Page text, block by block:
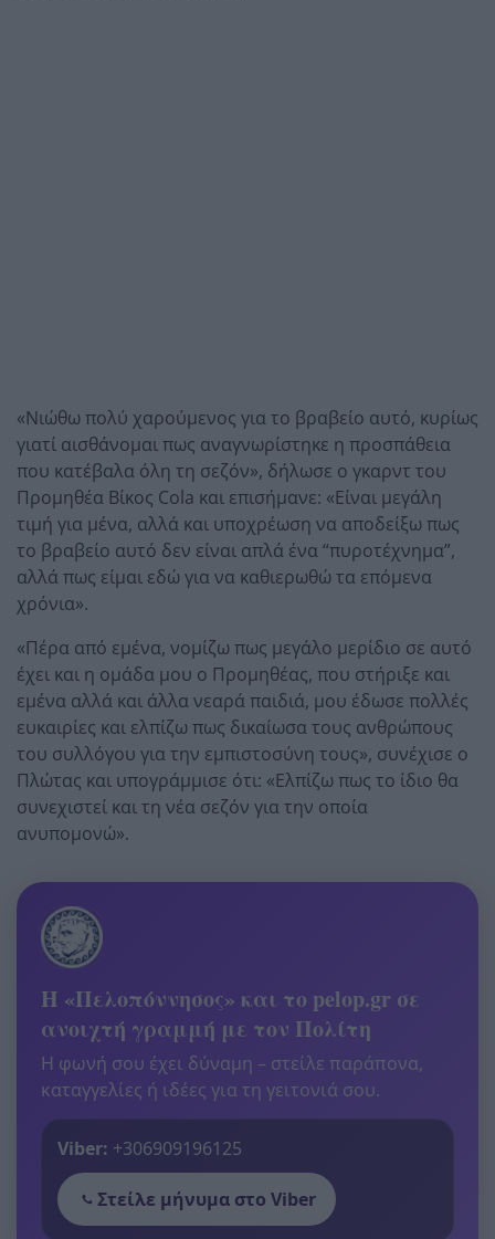
«Νιώθω πολύ χαρούμενος για το βραβείο αυτό, κυρίως
γιατί αισθάνομαι πως αναγνωρίστηκε η προσπάθεια
που κατέβαλα όλη τη σεζόν», δήλωσε ο γκαρντ του
Προμηθέα Βίκος Cola και επισήμανε: «Είναι μεγάλη
τιμή για μένα, αλλά και υποχρέωση να αποδείξω πως
το βραβείο αυτό δεν είναι απλά ένα “πυροτέχνημα”,
αλλά πως είμαι εδώ για να καθιερωθώ τα επόμενα
χρόνια».
«Πέρα από εμένα, νομίζω πως μεγάλο μερίδιο σε αυτό
έχει και η ομάδα μου ο Προμηθέας, που στήριξε και
εμένα αλλά και άλλα νεαρά παιδιά, μου έδωσε πολλές
ευκαιρίες και ελπίζω πως δικαίωσα τους ανθρώπους
του συλλόγου για την εμπιστοσύνη τους», συνέχισε ο
Πλώτας και υπογράμμισε ότι: «Ελπίζω πως το ίδιο θα
συνεχιστεί και τη νέα σεζόν για την οποία
ανυπομονώ».
Η «Πελοπόννησος» και το pelop.gr σε
ανοιχτή γραμμή με τον Πολίτη
Η φωνή σου έχει δύναμη – στείλε παράπονα,
καταγγελίες ή ιδέες για τη γειτονιά σου.
Viber: +306909196125
Στείλε μήνυμα στο Viber